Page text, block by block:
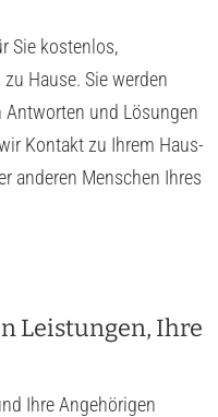
Sie kostenlos,
Hause. Sie werden
Antworten und Lösungen
Kontakt zu Ihrem Haus-
anderen Menschen Ihres
Leistungen, Ihre
Ihre Angehörigen